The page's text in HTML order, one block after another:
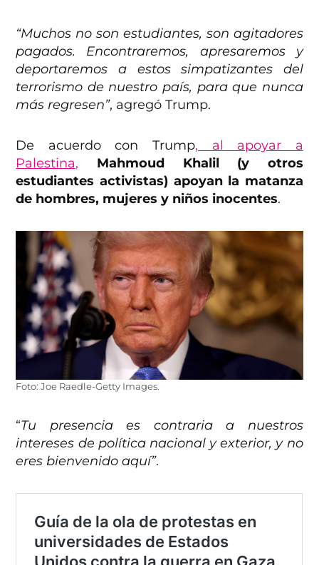
“Muchos no son estudiantes, son agitadores
pagados. Encontraremos, apresaremos y
deportaremos a estos simpatizantes del
terrorismo de nuestro país, para que nunca
más regresen”, agregó Trump.
De acuerdo con Trump, al apoyar a
Palestina, Mahmoud Khalil (y otros
estudiantes activistas) apoyan la matanza
de hombres, mujeres y niños inocentes.
Foto: Joe Raedle-Getty Images.
“Tu presencia es contraria a nuestros
intereses de política nacional y exterior, y no
eres bienvenido aquí”.